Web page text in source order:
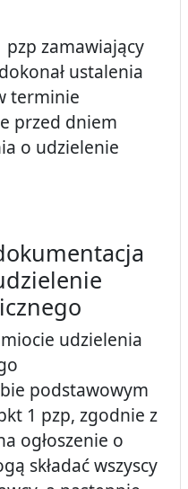
zamawiający
ustalenia
terminie
przed dniem
o udzielenie
udzielenia
podstawowym
1 pzp, zgodnie z
ogłoszenie o
składać wszyscy